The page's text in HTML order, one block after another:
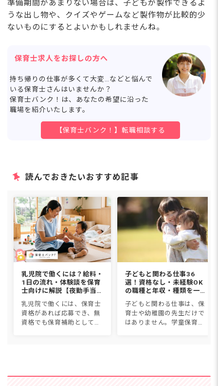
準備期間があまりない場合は、子どもが製作できるよ
うな出し物や、クイズやゲームなど製作物が比較的少
ないものにするとよいかもしれませんね。
保育士求人をお探しの方へ
持ち帰りの仕事が多くて大変…などと悩んで
いる保育士さんはいませんか？
保育士バンク！は、あなたの希望に沿った
職場を紹介いたします。
【保育士バンク！】転職相談する
読んでおきたいおすすめ記事
乳児院で働くには？給料・
1日の流れ・体験談を保育
士向けに解説【夜勤手当込
乳児院で働くには、保育士
資格があれば応募でき、無
資格でも保育補助として働
子どもと関わる仕事36
選！資格なし・未経験OK
の職種と年収・種類を一覧
子どもと関わる仕事は、保
育士や幼稚園の先生だけで
はありません。学童保育、
介しま...